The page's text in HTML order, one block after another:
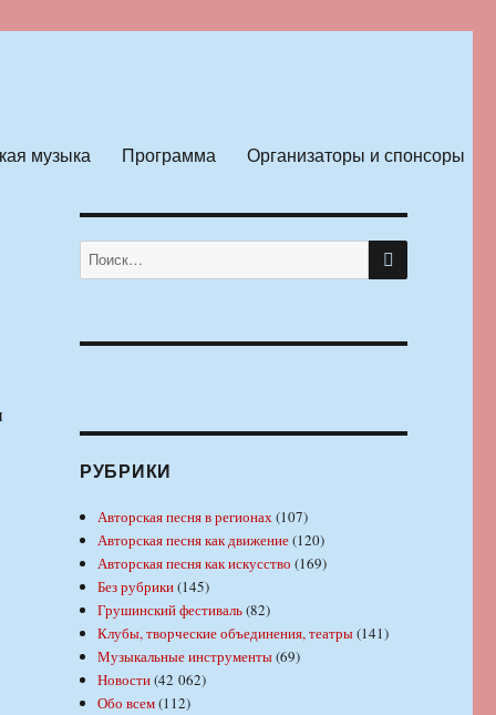
музыка Программа Организаторы и спонсоры
Искать: ПОИСК
РУБРИКИ
Авторская песня в регионах(107)
Авторская песня как движение(120)
Авторская песня как искусство (169)
Без рубрики(145)
Грушинский фестиваль(82)
Клубы, творческие объединения, театры(141)
Музыкальные инструменты(69)
Новости(42 062)
Обо всем(112)